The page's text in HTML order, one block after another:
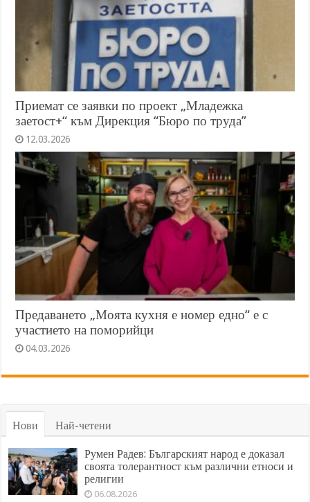
Приемат се заявки по проект „Младежка
заетост+“ към Дирекция “Бюро по труда”
12.03.2026
Предаването „Моята кухня е номер едно“ е с
участието на поморийци
04.03.2026
Нови Най-четени
Румен Радев: Българският народ е доказал
своята толерантност към различни етноси и
религии
06.08.2026